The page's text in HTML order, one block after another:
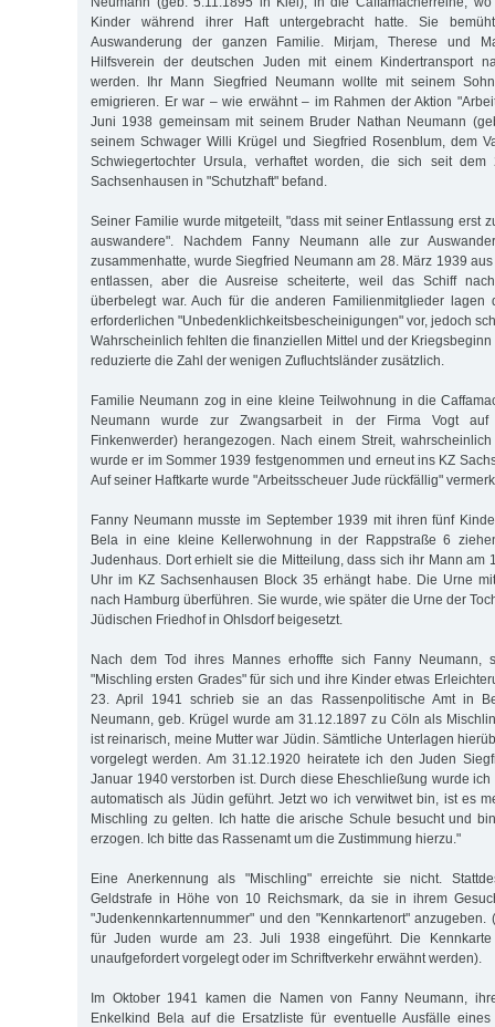
Kinder während ihrer Haft untergebracht hatte. Sie
Auswanderung der ganzen Familie. Mirjam, Therese und
Hilfsverein der deutschen Juden mit einem Kindertransport
werden. Ihr Mann Siegfried Neumann wollte mit seinem
emigrieren. Er war – wie erwähnt – im Rahmen der Aktion
Juni 1938 gemeinsam mit seinem Bruder Nathan Neumann
seinem Schwager Willi Krügel und Siegfried Rosenblum, dem
Schwiegertochter Ursula, verhaftet worden, die sich seit
Sachsenhausen in "Schutzhaft" befand.
Seiner Familie wurde mitgeteilt, "dass mit seiner Entlassung erst
auswandere". Nachdem Fanny Neumann alle zur
zusammenhatte, wurde Siegfried Neumann am 28. März 1939
entlassen, aber die Ausreise scheiterte, weil das Schiff
überbelegt war. Auch für die anderen Familienmitglieder lagen
erforderlichen "Unbedenklichkeitsbescheinigungen" vor, jedoch
Wahrscheinlich fehlten die finanziellen Mittel und der
reduzierte die Zahl der wenigen Zufluchtsländer zusätzlich.
Familie Neumann zog in eine kleine Teilwohnung in die
Neumann wurde zur Zwangsarbeit in der Firma Vogt auf
Finkenwerder) herangezogen. Nach einem Streit,
wurde er im Sommer 1939 festgenommen und erneut ins KZ
Auf seiner Haftkarte wurde "Arbeitsscheuer Jude rückfällig"
Fanny Neumann musste im September 1939 mit ihren fünf
Bela in eine kleine Kellerwohnung in der Rappstraße 6
Judenhaus. Dort erhielt sie die Mitteilung, dass sich ihr Mann am
Uhr im KZ Sachsenhausen Block 35 erhängt habe. Die Urne
nach Hamburg überführen. Sie wurde, wie später die Urne der
Jüdischen Friedhof in Ohlsdorf beigesetzt.
Nach dem Tod ihres Mannes erhoffte sich Fanny Neumann,
"Mischling ersten Grades" für sich und ihre Kinder etwas
23. April 1941 schrieb sie an das Rassenpolitische Amt in
Neumann, geb. Krügel wurde am 31.12.1897 zu Cöln als
ist reinarisch, meine Mutter war Jüdin. Sämtliche Unterlagen
vorgelegt werden. Am 31.12.1920 heiratete ich den Juden
Januar 1940 verstorben ist. Durch diese Eheschließung wurde
automatisch als Jüdin geführt. Jetzt wo ich verwitwet bin, ist es
Mischling zu gelten. Ich hatte die arische Schule besucht und
erzogen. Ich bitte das Rassenamt um die Zustimmung hierzu."
Eine Anerkennung als "Mischling" erreichte sie nicht.
Geldstrafe in Höhe von 10 Reichsmark, da sie in ihrem
"Judenkennkartennummer" und den "Kennkartenort" anzugeben.
für Juden wurde am 23. Juli 1938 eingeführt. Die Kennkarte
unaufgefordert vorgelegt oder im Schriftverkehr erwähnt werden).
Im Oktober 1941 kamen die Namen von Fanny Neumann,
Enkelkind Bela auf die Ersatzliste für eventuelle Ausfälle eines